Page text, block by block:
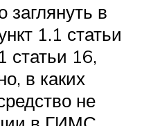
заглянуть в
1.1 статьи
статьи 16,
в каких
не